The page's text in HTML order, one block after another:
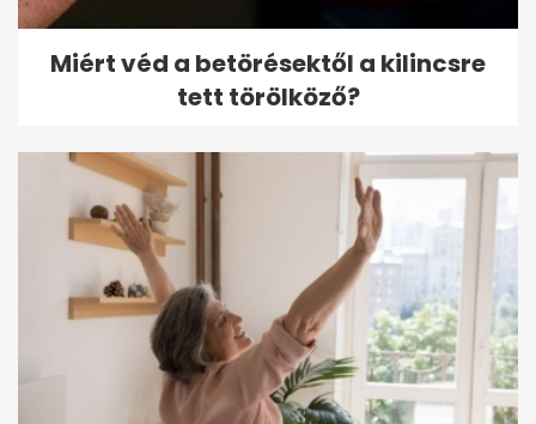
Miért véd a betörésektől a kilincsre
tett törölköző?